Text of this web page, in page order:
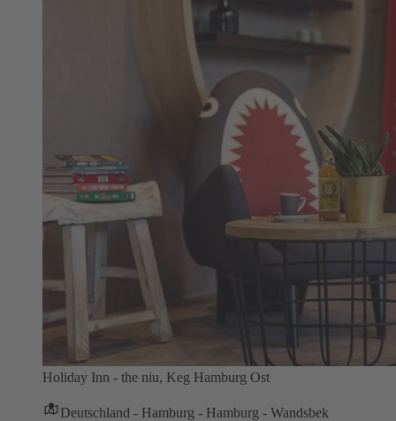
Holiday Inn - the niu, Keg Hamburg Ost
Deutschland - Hamburg - Hamburg - Wandsbek